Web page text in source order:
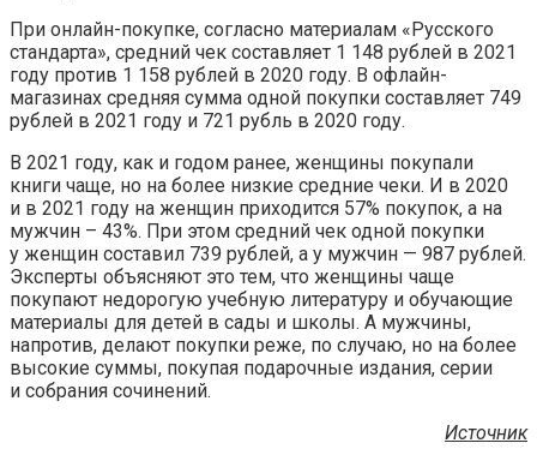
При онлайн-покупке, согласно материалам «Русского
стандарта», средний чек составляет 1 148 рублей в 2021
году против 1 158 рублей в 2020 году. В офлайн-
магазинах средняя сумма одной покупки составляет 749
рублей в 2021 году и 721 рубль в 2020 году.
В 2021 году, как и годом ранее, женщины покупали
книги чаще, но на более низкие средние чеки. И в 2020
и в 2021 году на женщин приходится 57% покупок, а на
мужчин – 43%. При этом средний чек одной покупки
у женщин составил 739 рублей, а у мужчин — 987 рублей.
Эксперты объясняют это тем, что женщины чаще
покупают недорогую учебную литературу и обучающие
материалы для детей в сады и школы. А мужчины,
напротив, делают покупки реже, по случаю, но на более
высокие суммы, покупая подарочные издания, серии
и собрания сочинений.
Источник